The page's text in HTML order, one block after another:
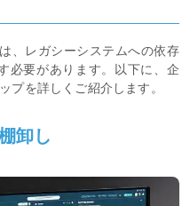
、レガシーシステムへの依存
必要があります。以下に、企
プを詳しくご紹介します。
卸し